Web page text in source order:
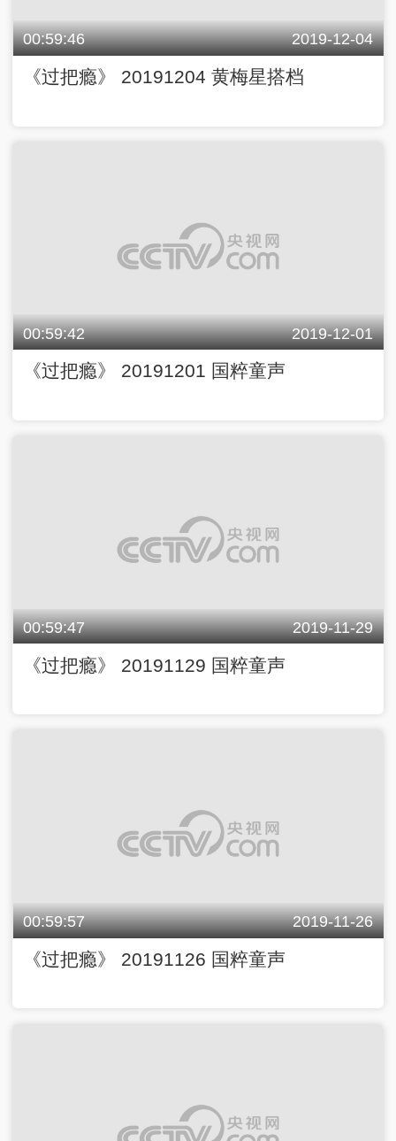
00:59:46 2019-12-04
《过把瘾》 20191204 黄梅星搭档
00:59:42 2019-12-01
《过把瘾》 20191201 国粹童声
00:59:47 2019-11-29
《过把瘾》 20191129 国粹童声
00:59:57 2019-11-26
《过把瘾》 20191126 国粹童声